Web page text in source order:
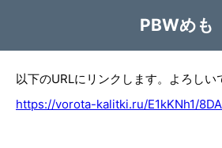
PBWめも
以下のURLにリンクします。よろしい
https://vorota-kalitki.ru/E1kKNh1/